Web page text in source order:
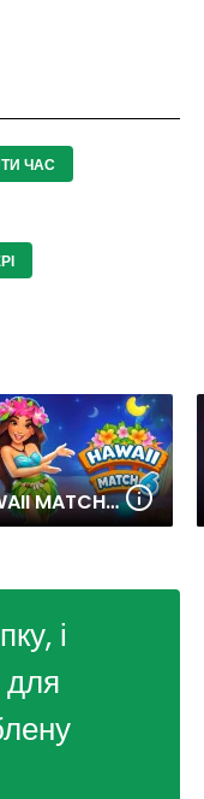
ЧАС
HAWAII MATCH 6
і